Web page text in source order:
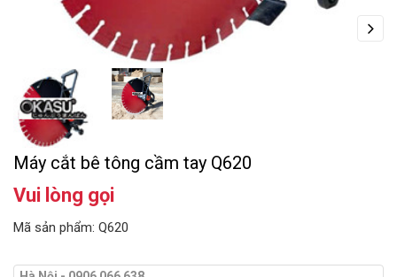
Máy cắt bê tông cầm tay Q620
Vui lòng gọi
Mã sản phẩm: Q620